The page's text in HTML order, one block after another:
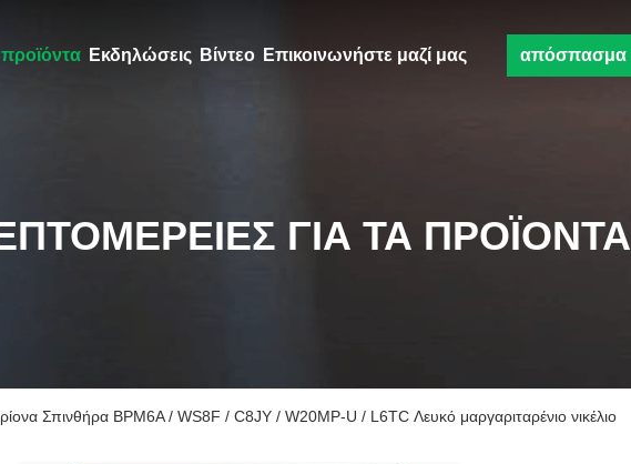
προϊόντα Εκδηλώσεις Βίντεο Επικοινωνήστε μαζί μας απόσπασμα
ΓΙΑ ΤΑ ΠΡΟΪΌΝΤΑ
Σπινθήρα BPM6A / WS8F / C8JY / W20MP-U / L6TC Λευκό μαργαριταρένιο νικέλιο